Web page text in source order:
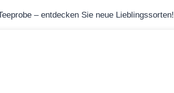
– entdecken Sie neue Lieblingssorten!